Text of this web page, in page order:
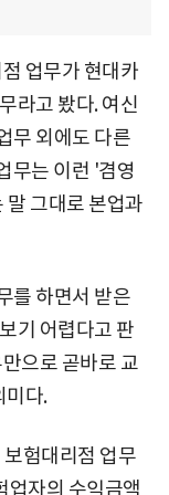
업무가 현대카
라고 봤다. 여신
무 외에도 다른
무는 이런 '겸영
말 그대로 본업과
를 하면서 받은
기 어렵다고 판
으로 곧바로 교
미다.
험대리점 업무
업자의 수익금액